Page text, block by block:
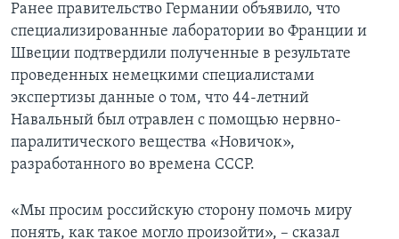
Ранее правительство Германии объявило, что
специализированные лаборатории во Франции и
Швеции подтвердили полученные в результате
проведенных немецкими специалистами
экспертизы данные о том, что 44-летний
Навальный был отравлен с помощью нервно-
паралитического вещества «Новичок»,
разработанного во времена СССР.
«Мы просим российскую сторону помочь миру
понять, как такое могло произойти», – сказал